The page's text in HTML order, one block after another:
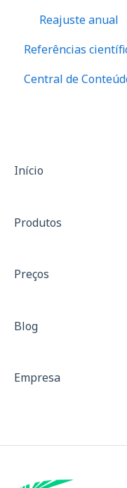
Reajuste anual
Referências
Valores de
Assimetria
SF-36
Dinamômetro
Central de
Casos de sucesso
Início
Produtos
Preços
Blog
Empresa